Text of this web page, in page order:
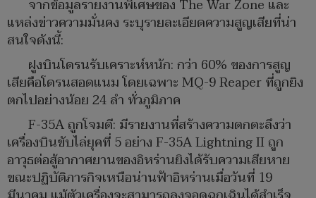
จากข้อมูลรายงานพิเศษของ The War Zone และ
แหล่งข่าวความมั่นคง ระบุรายละเอียดความสูญเสียที่น่า
สนใจดังนี้:
ฝูงบินโดรนรับเคราะห์หนัก: กว่า 60% ของการสูญ
เสียคือโดรนสอดแนม โดยเฉพาะ MQ-9 Reaper ที่ถูกยิง
ตกไปอย่างน้อย 24 ลำ ทั่วภูมิภาค
F-35A ถูกโจมตี: มีรายงานที่สร้างความตกตะลึงว่า
เครื่องบินขับไล่ยุคที่ 5 อย่าง F-35A Lightning II ถูก
อาวุธต่อสู้อากาศยานของอิหร่านยิงได้รับความเสียหาย
ขณะปฏิบัติภารกิจเหนือน่านฟ้าอิหร่านเมื่อวันที่ 19